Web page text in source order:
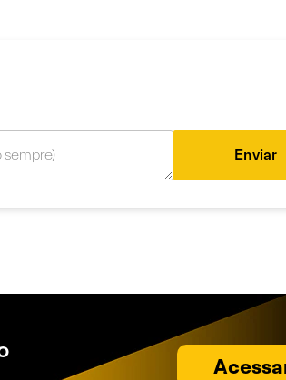
Enviar